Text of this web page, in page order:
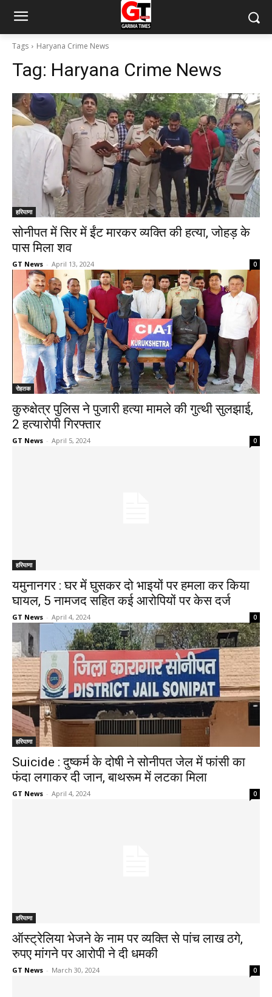
Tags Haryana Crime News
Tag: Haryana Crime News
हरियाणा
सोनीपत में सिर में ईंट मारकर व्यक्ति की हत्या, जोहड़ के
पास मिला शव
GT News - April 13, 2024 0
रोहतक
कुरुक्षेत्र पुलिस ने पुजारी हत्या मामले की गुत्थी सुलझाई,
2 हत्यारोपी गिरफ्तार
GT News - April 5, 2024 0
हरियाणा
यमुनानगर : घर में घुसकर दो भाइयों पर हमला कर किया
घायल, 5 नामजद सहित कई आरोपियों पर केस दर्ज
GT News - April 4, 2024 0
हरियाणा
Suicide : दुष्कर्म के दोषी ने सोनीपत जेल में फांसी का
फंदा लगाकर दी जान, बाथरूम में लटका मिला
GT News - April 4, 2024 0
हरियाणा
ऑस्ट्रेलिया भेजने के नाम पर व्यक्ति से पांच लाख ठगे,
रुपए मांगने पर आरोपी ने दी धमकी
GT News - March 30, 2024 0